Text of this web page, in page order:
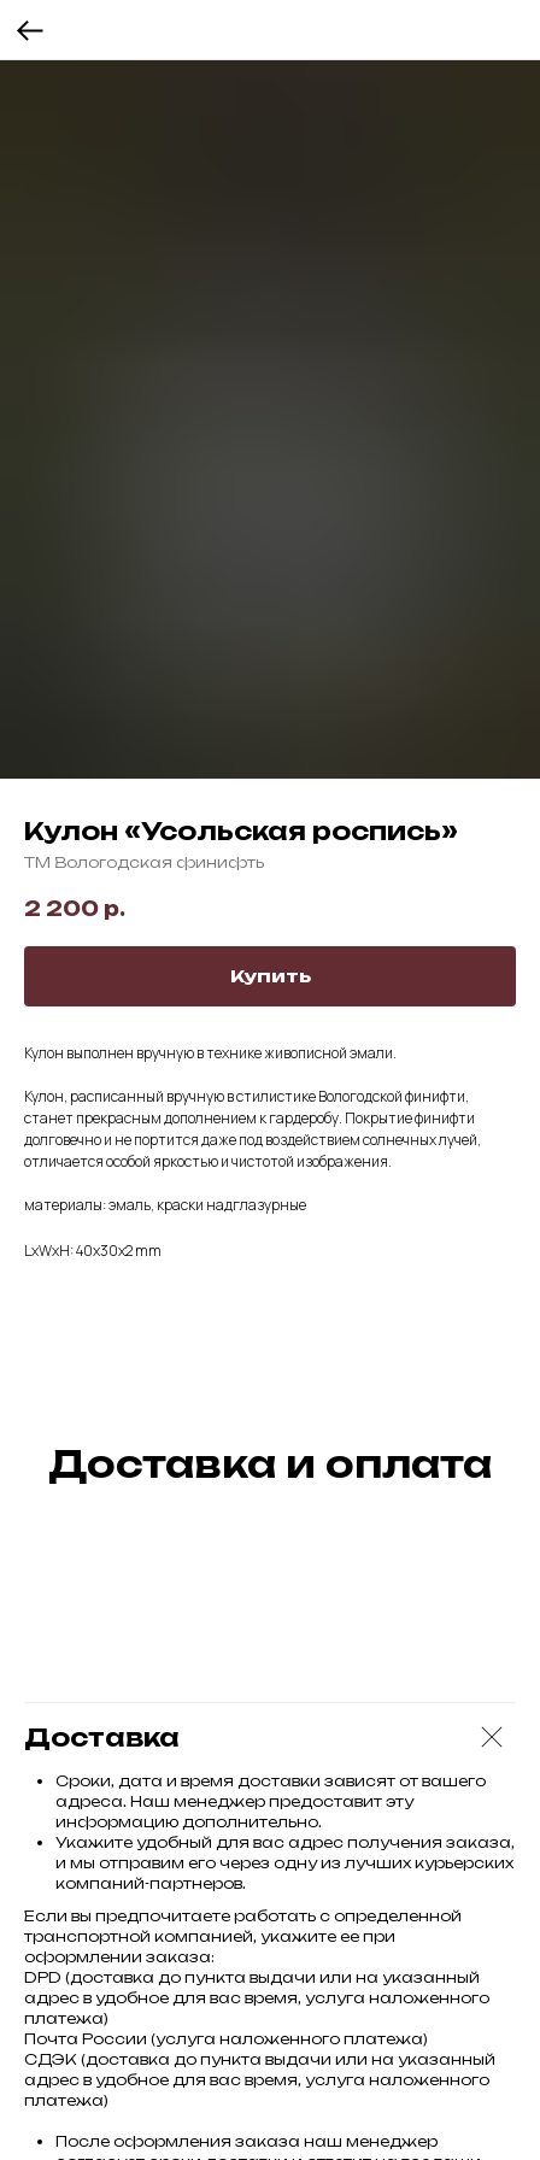
Кулон «Усольская роспись»
ТМ Вологодская финифть
2 200 р.
Купить
Кулон выполнен вручную в технике живописной эмали.
Кулон, расписанный вручную в стилистике Вологодской финифти,
станет прекрасным дополнением к гардеробу. Покрытие финифти
долговечно и не портится даже под воздействием солнечных лучей,
отличается особой яркостью и чистотой изображения.
материалы: эмаль, краски надглазурные
LxWxH: 40x30x2 mm
Доставка и оплата
Доставка
Сроки, дата и время доставки зависят от вашего
адреса. Наш менеджер предоставит эту
информацию дополнительно.
Укажите удобный для вас адрес получения заказа,
и мы отправим его через одну из лучших курьерских
компаний-партнеров.
Если вы предпочитаете работать с определенной
транспортной компанией, укажите ее при
оформлении заказа:
DPD (доставка до пункта выдачи или на указанный
адрес в удобное для вас время, услуга наложенного
платежа)
Почта России (услуга наложенного платежа)
СДЭК (доставка до пункта выдачи или на указанный
адрес в удобное для вас время, услуга наложенного
платежа)
После оформления заказа наш менеджер